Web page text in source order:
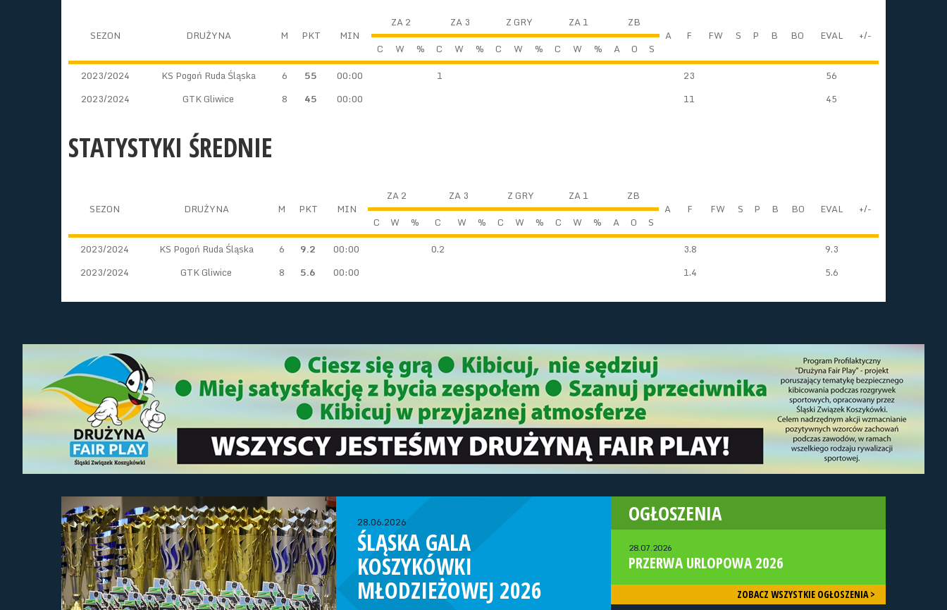
SEZON DRUŻYNA M PKT MIN
ZA 2 ZA 3 Z GRY ZA 1
ZB
A
F FW S P B BO EVAL
+/-
C
W % C W % C W % C W % A O
S
2023/2024
KS Pogoń Ruda Śląska 6 55 00:00 1 23
56
2023/2024
GTK Gliwice 8 45 00:00 11 45
STATYSTYKI ŚREDNIE
SEZON DRUŻYNA M PKT MIN
ZA 2 ZA 3 Z GRY ZA 1
ZB
A
F FW S P B BO EVAL
+/-
C
W % C W % C W % C W % A O
S
2023/2024
KS Pogoń Ruda Śląska 6 9.2 00:00 0.2 3.8
9.3
2023/2024
GTK Gliwice 8 5.6 00:00 1.4 5.6
28.06.2026
ŚLĄSKA GALA
KOSZYKÓWKI
MŁODZIEŻOWEJ 2026
OGŁOSZENIA
28.07.2026
PRZERWA URLOPOWA 2026
ZOBACZ WSZYSTKIE OGŁOSZENIA >